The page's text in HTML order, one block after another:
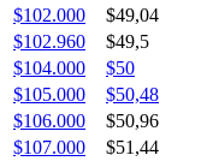
$102.000
$49,04
$102.960
$49,5
$104.000
$50
$105.000
$50,48
$106.000
$50,96
$107.000
$51,44